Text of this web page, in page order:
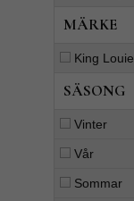
MÄRKE
King Louie
SÄSONG
Vinter
Vår
Sommar